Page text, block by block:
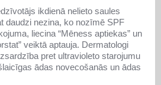
ikdienā nelieto saules
daudzi nezina, ko nozīmē SPF
liecina “Mēness aptiekas” un
veiktā aptauja. Dermatologi
pret ultravioleto starojumu
ādas novecošanās un ādas